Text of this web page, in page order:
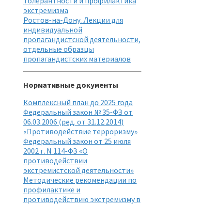
экстремизма
Ростов-на-Дону. Лекции для
индивидуальной
пропагандистской деятельности,
отдельные образцы
пропагандистских материалов
Нормативные документы
Комплексный план до 2025 года
Федеральный закон № 35-ФЗ от
06.03.2006 (ред. от 31.12.2014)
«Противодействие терроризму»
Федеральный закон от 25 июля
2002 г. N 114-ФЗ «О
противодействии
экстремистской деятельности»
Методические рекомендации по
профилактике и
противодействию экстремизму в